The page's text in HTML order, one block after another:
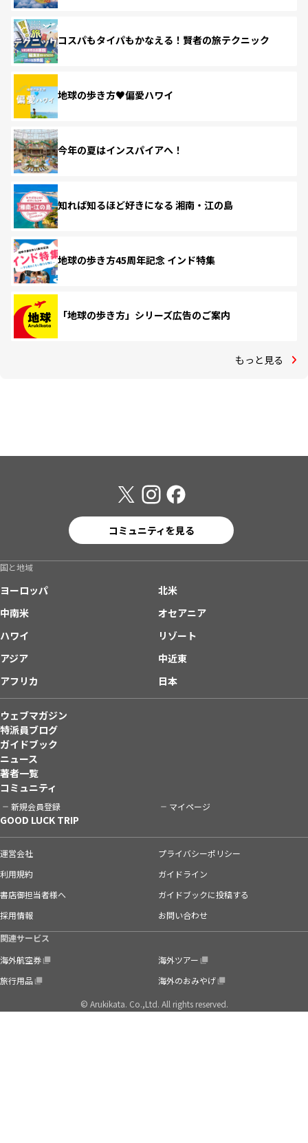
コスパもタイパもかなえる！賢者の旅テクニック
地球の歩き方♥偏愛ハワイ
今年の夏はインスパイアへ！
知れば知るほど好きになる 湘南・江の島
地球の歩き方45周年記念 インド特集
「地球の歩き方」シリーズ広告のご案内
もっと見る
コミュニティを見る
国と地域
ヨーロッパ
北米
中南米
オセアニア
ハワイ
リゾート
アジア
中近東
アフリカ
日本
ウェブマガジン
特派員ブログ
ガイドブック
ニュース
著者一覧
コミュニティ
新規会員登録 マイページ
GOOD LUCK TRIP
運営会社
プライバシーポリシー
利用規約
ガイドライン
書店御担当者様へ
ガイドブックに投稿する
採用情報
お問い合わせ
関連サービス
海外航空券
海外ツアー
旅行用品
海外のおみやげ
© Arukikata. Co.,Ltd. All rights reserved.